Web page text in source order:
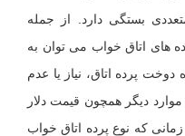
بستگی دارد. از جمله
های اتاق خواب می توان به
دوخت پرده اتاق، نیاز یا عدم
موارد دیگر همچون قیمت دلار
زمانی که نوع پرده اتاق خواب